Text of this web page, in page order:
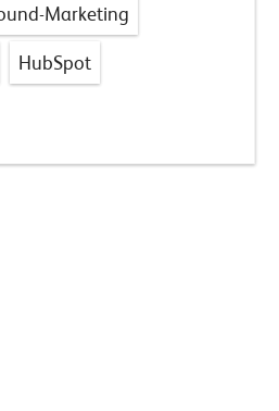
Marketing
HubSpot